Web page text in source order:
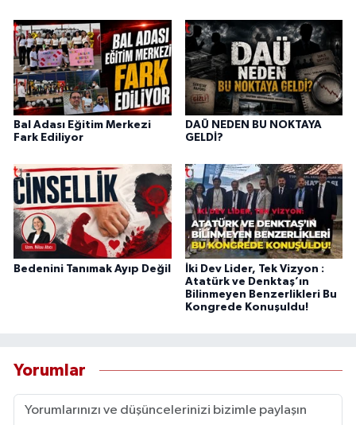
Bal Adası Eğitim Merkezi
Fark Ediliyor
DAÜ NEDEN BU NOKTAYA
GELDİ?
Bedenini Tanımak Ayıp Değil
İki Dev Lider, Tek Vizyon :
Atatürk ve Denktaş’ın
Bilinmeyen Benzerlikleri Bu
Kongrede Konuşuldu!
Yorumlar